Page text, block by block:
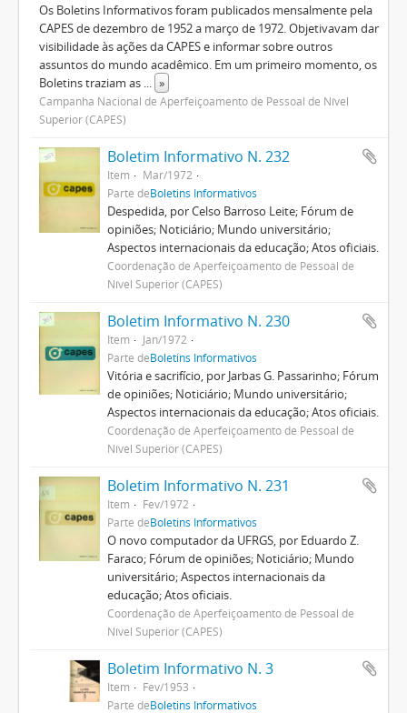
Os Boletins Informativos foram publicados mensalmente pela
CAPES de dezembro de 1952 a março de 1972. Objetivavam dar
visibilidade às ações da CAPES e informar sobre outros
assuntos do mundo acadêmico. Em um primeiro momento, os
Boletins traziam as ... »
Campanha Nacional de Aperfeiçoamento de Pessoal de Nível
Superior (CAPES)
Boletim Informativo N. 232
Item
Mar/1972
Parte deBoletins Informativos
Despedida, por Celso Barroso Leite; Fórum de
opiniões; Noticiário; Mundo universitário;
Aspectos internacionais da educação; Atos oficiais.
Coordenação de Aperfeiçoamento de Pessoal de
Nível Superior (CAPES)
Boletim Informativo N. 230
Item
Jan/1972
Parte deBoletins Informativos
Vitória e sacrifício, por Jarbas G. Passarinho; Fórum
de opiniões; Noticiário; Mundo universitário;
Aspectos internacionais da educação; Atos oficiais.
Coordenação de Aperfeiçoamento de Pessoal de
Nível Superior (CAPES)
Boletim Informativo N. 231
Item
Fev/1972
Parte deBoletins Informativos
O novo computador da UFRGS, por Eduardo Z.
Faraco; Fórum de opiniões; Noticiário; Mundo
universitário; Aspectos internacionais da
educação; Atos oficiais.
Coordenação de Aperfeiçoamento de Pessoal de
Nível Superior (CAPES)
Boletim Informativo N. 3
Item
Fev/1953
Parte deBoletins Informativos